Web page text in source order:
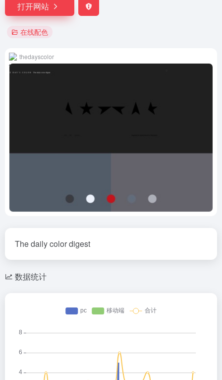
打开网站
在线配色
thedayscolor
The daily color digest
数据统计